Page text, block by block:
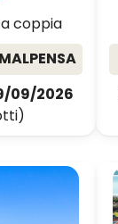
a coppia
09/2026